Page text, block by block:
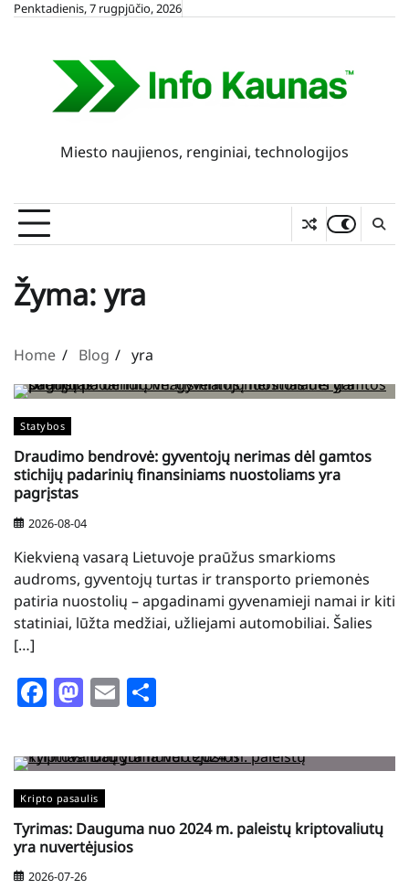
SkipPenktadienis, 7 rugpjūčio, 2026
Miesto naujienos, renginiai, technologijos
Žyma: yra
Home Blog yra
Statybos
Draudimo bendrovė: gyventojų nerimas dėl gamtos
stichijų padarinių finansiniams nuostoliams yra
pagrįstas
2026-08-04
Kiekvieną vasarą Lietuvoje praūžus smarkioms
audroms, gyventojų turtas ir transporto priemonės
patiria nuostolių – apgadinami gyvenamieji namai ir kiti
statiniai, lūžta medžiai, užliejami automobiliai. Šalies
[…]
Facebook
Mastodon
Email
Kripto pasaulis
Tyrimas: Dauguma nuo 2024 m. paleistų kriptovaliutų
yra nuvertėjusios
2026-07-26